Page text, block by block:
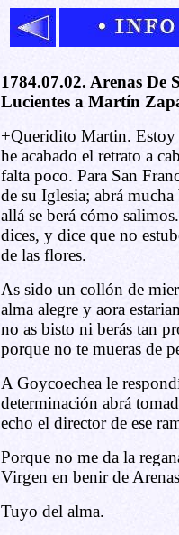
1784.07.02. Arenas De
Lucientes a Martín
+Queridito Martin.
he acabado el retrato a
falta poco. Para San
de su Iglesia; abrá
allá se berá cómo
dices, y dice que no
de las flores.
As sido un collón de
alma alegre y aora
no as bisto ni berás tan
porque no te mueras de
A Goycoechea le
determinación abrá
echo el director de ese
Porque no me da la
Virgen en benir de
Tuyo del alma.